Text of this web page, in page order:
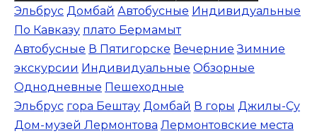
Эльбрус Домбай Автобусные Индивидуальные
По Кавказу плато Бермамыт
Автобусные В Пятигорске Вечерние Зимние
экскурсии Индивидуальные Обзорные
Однодневные Пешеходные
Эльбрус гора Бештау Домбай В горы Джилы-Су
Дом-музей Лермонтова Лермонтовские места